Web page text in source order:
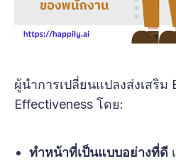
ผู้นำการเปลี่ยนแปลงส่งเสริม
Effectiveness โดย:
ทำหน้าที่เป็นแบบอย่างที่ดี